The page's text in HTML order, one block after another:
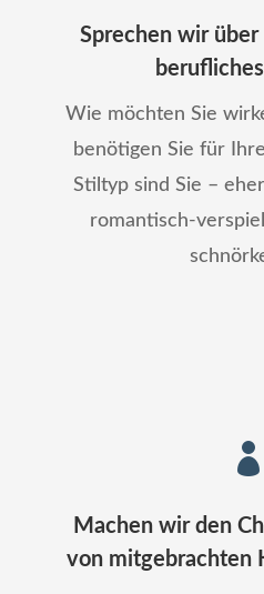
Sprechen wir
Wie möchten Sie
benötigen Sie für
Stiltyp sind Sie –
romantisch-

Machen wir den
von mitgebrachten